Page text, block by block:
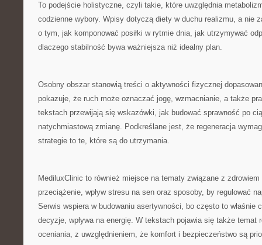
To podejście holistyczne, czyli takie, które uwzględnia
codzienne wybory. Wpisy dotyczą diety w duchu realizmu, a nie
o tym, jak komponować posiłki w rytmie dnia, jak utrzymywać
dlaczego stabilność bywa ważniejsza niż idealny plan.
Osobny obszar stanowią treści o aktywności fizycznej
pokazuje, że ruch może oznaczać jogę, wzmacnianie, a także
tekstach przewijają się wskazówki, jak budować sprawność po
natychmiastową zmianę. Podkreślane jest, że regeneracja
strategie to te, które są do utrzymania.
MediluxClinic to również miejsce na tematy związane z
przeciążenie, wpływ stresu na sen oraz sposoby, by regulować
Serwis wspiera w budowaniu asertywności, bo często to właśnie
decyzje, wpływa na energię. W tekstach pojawia się także temat
oceniania, z uwzględnieniem, że komfort i bezpieczeństwo są